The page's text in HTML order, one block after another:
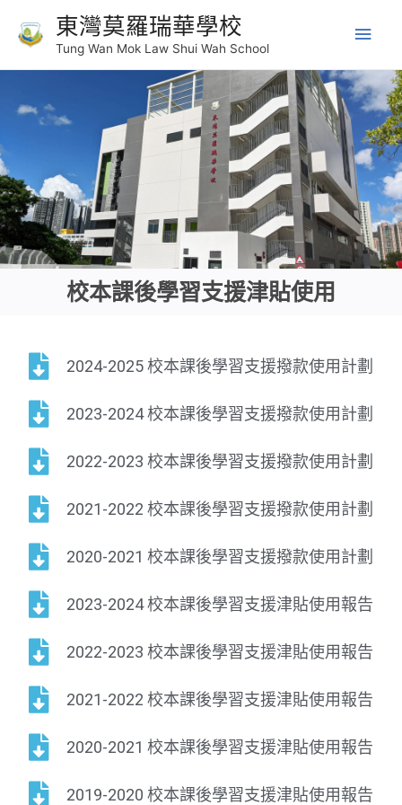
東灣莫羅瑞華學校
Tung Wan Mok Law Shui Wah School
校本課後學習支援津貼使用​
2024-2025 校本課後學習支援撥款使用計劃
2023-2024 校本課後學習支援撥款使用計劃
2022-2023 校本課後學習支援撥款使用計劃
2021-2022 校本課後學習支援撥款使用計劃
2020-2021 校本課後學習支援撥款使用計劃
2023-2024 校本課後學習支援津貼使用報告
2022-2023 校本課後學習支援津貼使用報告
2021-2022 校本課後學習支援津貼使用報告
2020-2021 校本課後學習支援津貼使用報告
2019-2020 校本課後學習支援津貼使用報告